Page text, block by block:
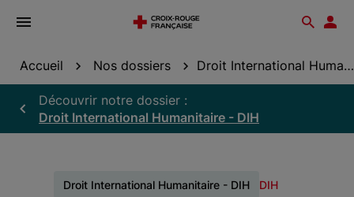
Ouvrir
Accueil Nos dossiers Droit International Humanitaire - DIH
Découvrir notre dossier :
Droit International Humanitaire - DIH
Droit International Humanitaire - DIH DIH